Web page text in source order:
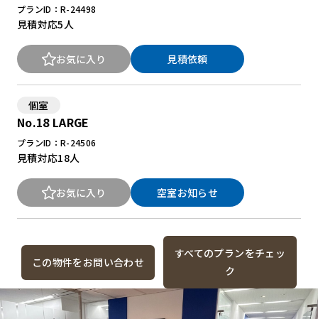
プランID：R-24498
見積対応5人
お気に入り 見積依頼
個室
No.18 LARGE
プランID：R-24506
見積対応18人
お気に入り 空室お知らせ
この物件をお問い合わせ
すべてのプランをチェッ
ク